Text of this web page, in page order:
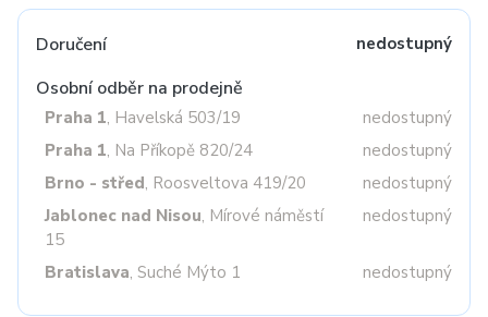
Doručení nedostupný
Osobní odběr na prodejně
Praha 1, Havelská 503/19
nedostupný
Praha 1, Na Příkopě 820/24
nedostupný
Brno - střed, Roosveltova 419/20
nedostupný
Jablonec nad Nisou, Mírové náměstí
15
nedostupný
Bratislava, Suché Mýto 1 nedostupný